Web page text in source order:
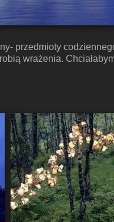
przedmioty
wrażenia.